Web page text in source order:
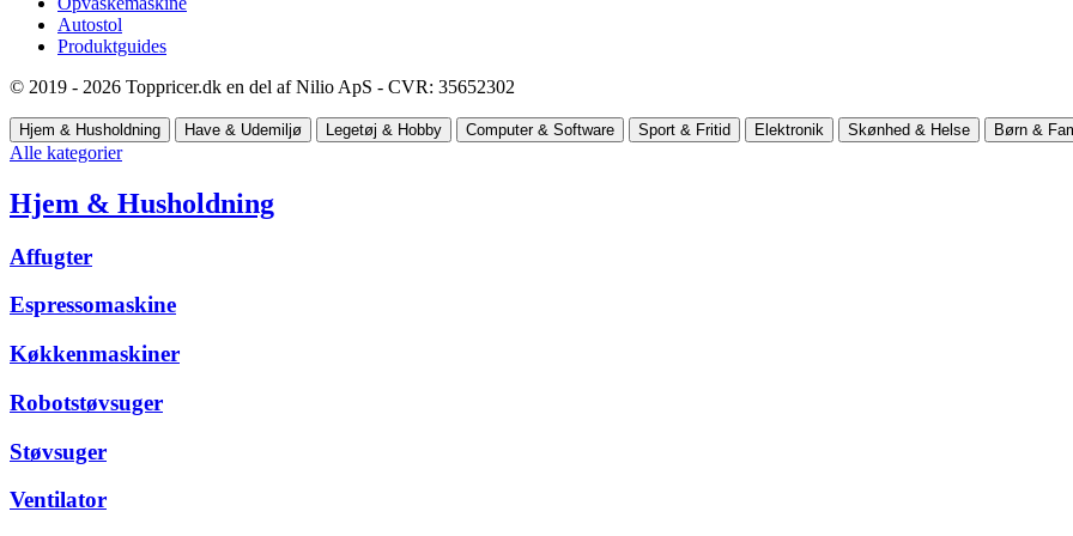
Autostol
Produktguides
© 2019 - 2026 Toppricer.dk en del af Nilio ApS - CVR: 35652302
Hjem & Husholdning Have & Udemiljø Legetøj & Hobby Computer & Software Sport & Fritid Elektronik Skønhed & Helse Børn &
Alle kategorier
Hjem & Husholdning
Affugter
Espressomaskine
Køkkenmaskiner
Robotstøvsuger
Støvsuger
Ventilator